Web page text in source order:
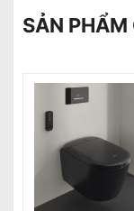
SẢN PHẨM